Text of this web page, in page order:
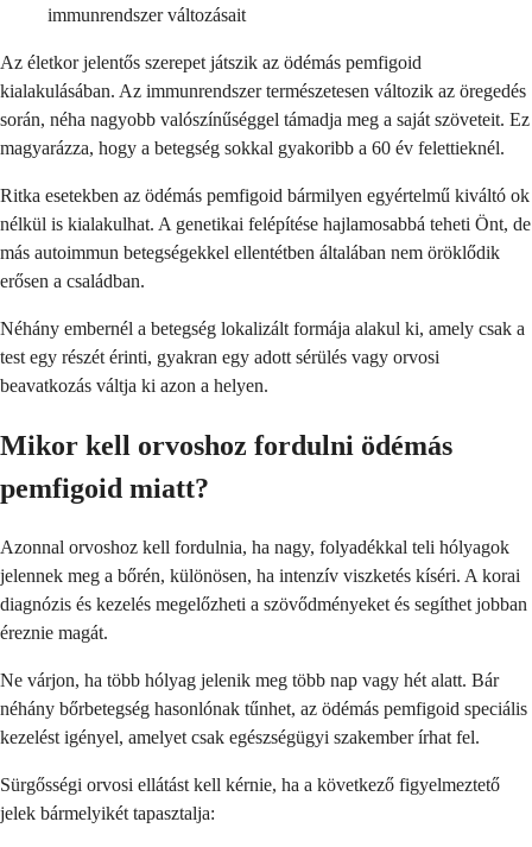
immunrendszer változásait
Az életkor jelentős szerepet játszik az ödémás pemfigoid
kialakulásában. Az immunrendszer természetesen változik az öregedés
során, néha nagyobb valószínűséggel támadja meg a saját szöveteit. Ez
magyarázza, hogy a betegség sokkal gyakoribb a 60 év felettieknél.
Ritka esetekben az ödémás pemfigoid bármilyen egyértelmű kiváltó ok
nélkül is kialakulhat. A genetikai felépítése hajlamosabbá teheti Önt, de
más autoimmun betegségekkel ellentétben általában nem öröklődik
erősen a családban.
Néhány embernél a betegség lokalizált formája alakul ki, amely csak a
test egy részét érinti, gyakran egy adott sérülés vagy orvosi
beavatkozás váltja ki azon a helyen.
Mikor kell orvoshoz fordulni ödémás
pemfigoid miatt?
Azonnal orvoshoz kell fordulnia, ha nagy, folyadékkal teli hólyagok
jelennek meg a bőrén, különösen, ha intenzív viszketés kíséri. A korai
diagnózis és kezelés megelőzheti a szövődményeket és segíthet jobban
éreznie magát.
Ne várjon, ha több hólyag jelenik meg több nap vagy hét alatt. Bár
néhány bőrbetegség hasonlónak tűnhet, az ödémás pemfigoid speciális
kezelést igényel, amelyet csak egészségügyi szakember írhat fel.
Sürgősségi orvosi ellátást kell kérnie, ha a következő figyelmeztető
jelek bármelyikét tapasztalja: